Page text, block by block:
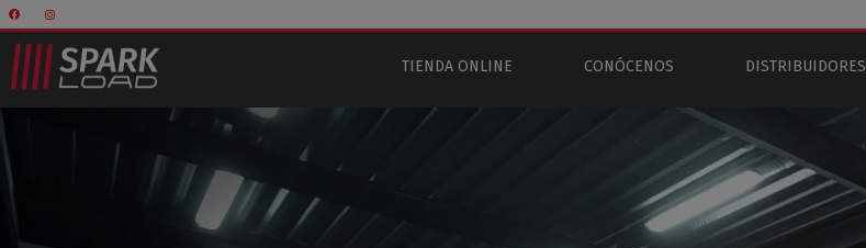
TIENDA ONLINE CONÓCENOS DISTRIBUIDORES